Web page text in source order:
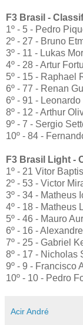
F3 Brasil -
1º - 5 - Pedro
2º - 27 - Bruno
3º - 11 - Lukas
4º - 28 - Artur
5º - 15 - Raphael
6º - 77 - Renan
6º - 91 -
8º - 12 - Arthur
9º - 7 - Sergio
10º - 84 -
F3 Brasil Light -
1º - 21 Vitor
2º - 53 - Victor
3º - 34 - Matheus
4º - 18 - Matheus
5º - 46 - Mauro
6º - 16 -
7º - 25 - Gabriel
8º - 17 - Nicholas
9º - 9 - Francisco
10º - 10 - Pedro
Acir André